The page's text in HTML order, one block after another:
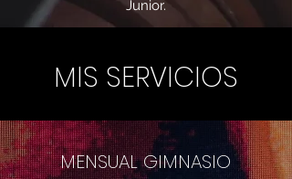
Junior.
MIS SERVICIOS
MENSUAL GIMNASIO